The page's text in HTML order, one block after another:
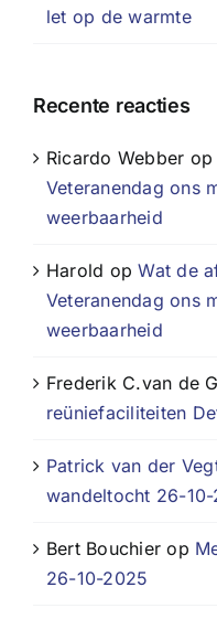
let op de warmte
Recente reacties
Ricardo Webber
Veteranendag ons
weerbaarheid
Harold opWat de
Veteranendag ons
weerbaarheid
Frederik C.van de
reüniefaciliteiten
Patrick van der
wandeltocht 26-
Bert Bouchier op
26-10-2025